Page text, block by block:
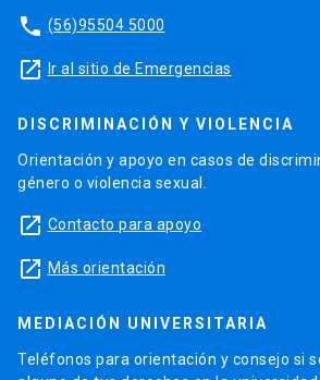
phone (56)95504 5000
launch Ir al sitio de Emergencias
DISCRIMINACIÓN Y VIOLENCIA
Orientación y apoyo en casos de
género o violencia sexual.
launch Contacto para apoyo
launch Más orientación
MEDIACIÓN UNIVERSITARIA
Teléfonos para orientación y consejo si